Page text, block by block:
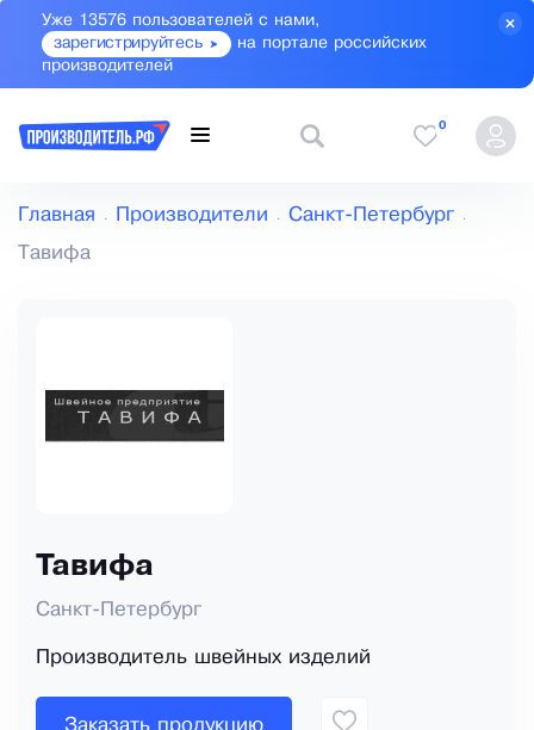
Уже 13576 пользователей с нами,
зарегистрируйтесь
на портале российских
производителей
0
Главная Производители Санкт-Петербург
Тавифа
Тавифа
Санкт-Петербург
Производитель швейных изделий
Заказать продукцию